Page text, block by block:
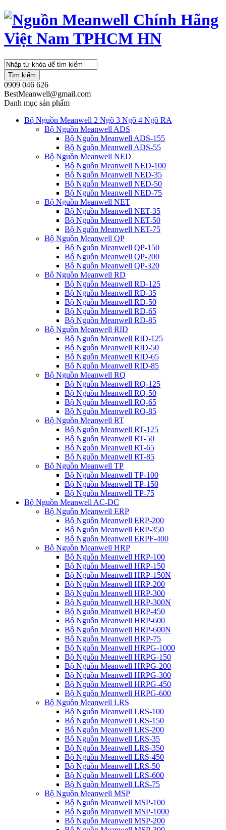
Tìm kiếm
0909 046 626
BestMeanwell@gmail.com
Danh mục sản phẩm
Bộ Nguồn Meanwell 2 Ngõ 3 Ngõ 4 Ngõ RA
Bộ Nguồn Meanwell ADS
Bộ Nguồn Meanwell ADS-155
Bộ Nguồn Meanwell ADS-55
Bộ Nguồn Meanwell NED
Bộ Nguồn Meanwell NED-100
Bộ Nguồn Meanwell NED-35
Bộ Nguồn Meanwell NED-50
Bộ Nguồn Meanwell NED-75
Bộ Nguồn Meanwell NET
Bộ Nguồn Meanwell NET-35
Bộ Nguồn Meanwell NET-50
Bộ Nguồn Meanwell NET-75
Bộ Nguồn Meanwell QP
Bộ Nguồn Meanwell QP-150
Bộ Nguồn Meanwell QP-200
Bộ Nguồn Meanwell QP-320
Bộ Nguồn Meanwell RD
Bộ Nguồn Meanwell RD-125
Bộ Nguồn Meanwell RD-35
Bộ Nguồn Meanwell RD-50
Bộ Nguồn Meanwell RD-65
Bộ Nguồn Meanwell RD-85
Bộ Nguồn Meanwell RID
Bộ Nguồn Meanwell RID-125
Bộ Nguồn Meanwell RID-50
Bộ Nguồn Meanwell RID-65
Bộ Nguồn Meanwell RID-85
Bộ Nguồn Meanwell RQ
Bộ Nguồn Meanwell RQ-125
Bộ Nguồn Meanwell RQ-50
Bộ Nguồn Meanwell RQ-65
Bộ Nguồn Meanwell RQ-85
Bộ Nguồn Meanwell RT
Bộ Nguồn Meanwell RT-125
Bộ Nguồn Meanwell RT-50
Bộ Nguồn Meanwell RT-65
Bộ Nguồn Meanwell RT-85
Bộ Nguồn Meanwell TP
Bộ Nguồn Meanwell TP-100
Bộ Nguồn Meanwell TP-150
Bộ Nguồn Meanwell TP-75
Bộ Nguồn Meanwell AC-DC
Bộ Nguồn Meanwell ERP
Bộ Nguồn Meanwell ERP-200
Bộ Nguồn Meanwell ERP-350
Bộ Nguồn Meanwell ERPF-400
Bộ Nguồn Meanwell HRP
Bộ Nguồn Meanwell HRP-100
Bộ Nguồn Meanwell HRP-150
Bộ Nguồn Meanwell HRP-150N
Bộ Nguồn Meanwell HRP-200
Bộ Nguồn Meanwell HRP-300
Bộ Nguồn Meanwell HRP-300N
Bộ Nguồn Meanwell HRP-450
Bộ Nguồn Meanwell HRP-600
Bộ Nguồn Meanwell HRP-600N
Bộ Nguồn Meanwell HRP-75
Bộ Nguồn Meanwell HRPG-1000
Bộ Nguồn Meanwell HRPG-150
Bộ Nguồn Meanwell HRPG-200
Bộ Nguồn Meanwell HRPG-300
Bộ Nguồn Meanwell HRPG-450
Bộ Nguồn Meanwell HRPG-600
Bộ Nguồn Meanwell LRS
Bộ Nguồn Meanwell LRS-100
Bộ Nguồn Meanwell LRS-150
Bộ Nguồn Meanwell LRS-200
Bộ Nguồn Meanwell LRS-35
Bộ Nguồn Meanwell LRS-350
Bộ Nguồn Meanwell LRS-450
Bộ Nguồn Meanwell LRS-50
Bộ Nguồn Meanwell LRS-600
Bộ Nguồn Meanwell LRS-75
Bộ Nguồn Meanwell MSP
Bộ Nguồn Meanwell MSP-100
Bộ Nguồn Meanwell MSP-1000
Bộ Nguồn Meanwell MSP-200